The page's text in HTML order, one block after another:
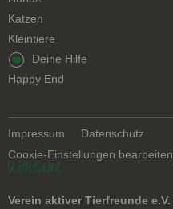
Katzen
Kleintiere
Navigation
überspringen
Deine Hilfe
Happy End
Navigation
überspringen
Impressum
Datenschutz
Cookie-Einstellungen bearbeiten
Kontakt
Verein aktiver Tierfreunde e.V.